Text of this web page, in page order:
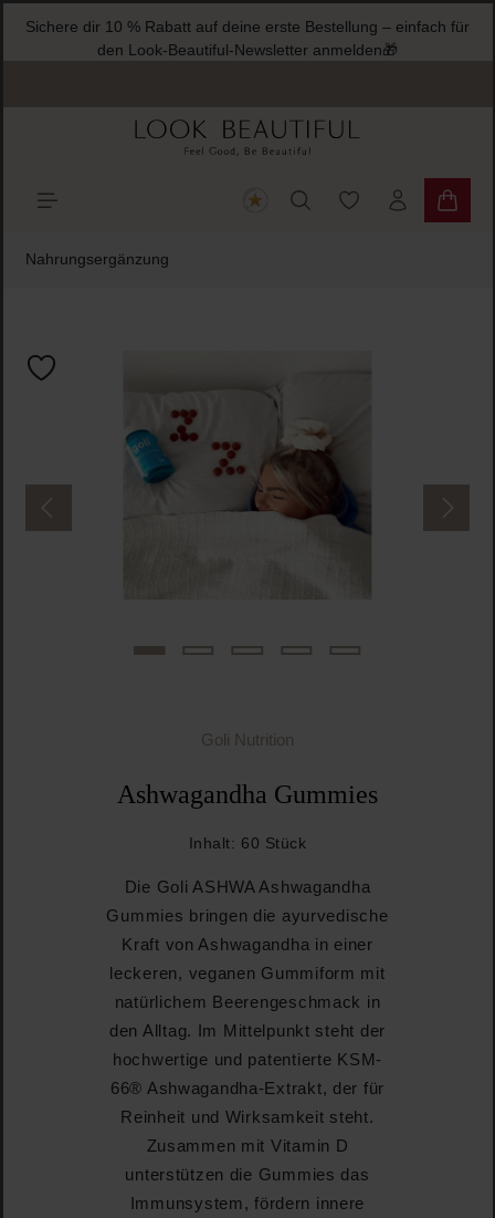
springen
Sichere dir 10 % Rabatt auf deine erste Bestellung – einfach für
den Look-Beautiful-Newsletter anmelden🎁
Du hast 0
Nahrungsergänzung
Goli Nutrition
Ashwagandha Gummies
Inhalt: 60 Stück
Die Goli ASHWA Ashwagandha
Gummies bringen die ayurvedische
Kraft von Ashwagandha in einer
leckeren, veganen Gummiform mit
natürlichem Beerengeschmack in
den Alltag. Im Mittelpunkt steht der
hochwertige und patentierte KSM-
66® Ashwagandha-Extrakt, der für
Reinheit und Wirksamkeit steht.
Zusammen mit Vitamin D
unterstützen die Gummies das
Immunsystem, fördern innere